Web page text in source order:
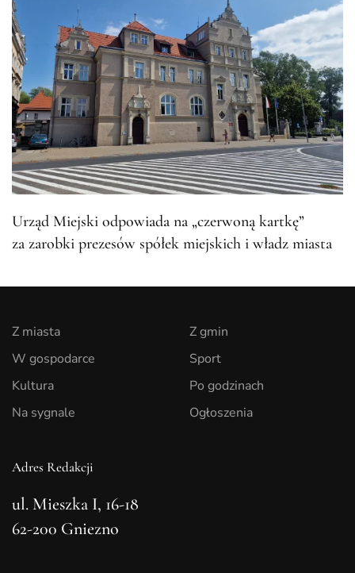
Urząd Miejski odpowiada na „czerwoną kartkę”
za zarobki prezesów spółek miejskich i władz miasta
Z miasta
W gospodarce
Kultura
Na sygnale
Z gmin
Sport
Po godzinach
Ogłoszenia
Adres Redakcji
ul. Mieszka I, 16-18
62-200 Gniezno